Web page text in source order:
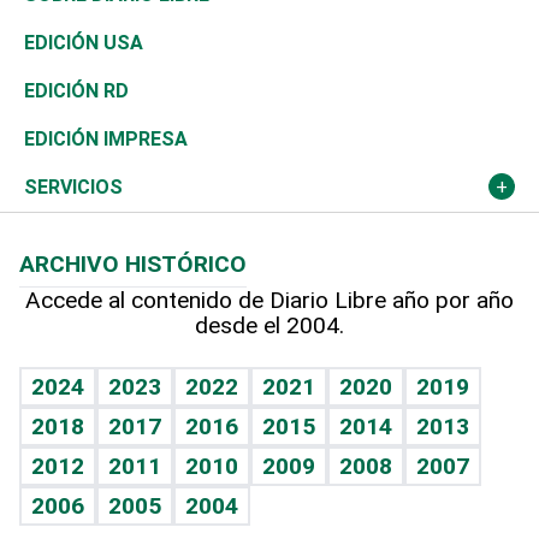
Reportajes
África
Ocenanía
Caribe
Resto del mundo
Vivienda
Telecom.
Global y variable
Economía personal
Buena Vida
Sociales
Novedades
Podcast Arte Libre
Hablando con el pediatra
Vida y familia
Eñe
Celebrando la vida
Sin complejos
Ciclismo
Tenis
Olimpismo
Más deportes
Línea de hit
TBT Deportivo
En Directo
El Espía
Noticiero Poteleche
Columnistas
Más firmas
Tecnología
Historia
Martes de tecnología
Cambio climático
Economía
Revista
Deportes
Opinión
Hecho en casa
Guía del dinero
EDICIÓN USA
EDICIÓN RD
EDICIÓN IMPRESA
SERVICIOS
Cumpleaños
Horóscopos
Crucigramas
ARCHIVO HISTÓRICO
Accede al contenido de Diario Libre año por año
desde el 2004.
2024 2023 2022 2021 2020
2019
2018
2017 2016 2015 2014
2013
2012
2011 2010 2009 2008
2007
2006
2005 2004